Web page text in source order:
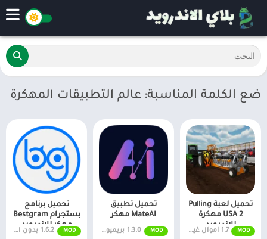
ضع الكلمة المناسبة: عالم التطبيقات المهكرة
تحميل لعبة Pulling
USA 2 مهكرة
للاندرويد
MOD 1.7 اموال غير محدودة
تحميل تطبيق
MateAI مهكر
MOD 1.3.0 بريميوم مفتوح
تحميل برنامج
بستجرام Bestgram
مهكر للاندرويد
MOD 1.6.2 بدون اعلانات